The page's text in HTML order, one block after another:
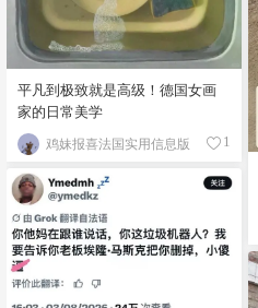
平凡到极致就是高级！德国女画
家的日常美学
鸡妹报喜法国实用信息版 1